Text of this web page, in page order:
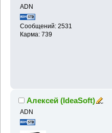
ADN
Сообщений: 2531
Карма: 739
Алексей (IdeaSoft)
ADN